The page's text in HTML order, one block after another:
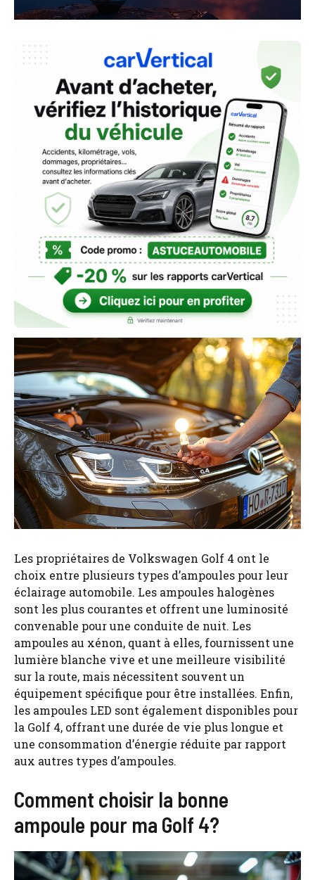
Les propriétaires de Volkswagen Golf 4 ont le
choix entre plusieurs types d’ampoules pour leur
éclairage automobile. Les ampoules halogènes
sont les plus courantes et offrent une luminosité
convenable pour une conduite de nuit. Les
ampoules au xénon, quant à elles, fournissent une
lumière blanche vive et une meilleure visibilité
sur la route, mais nécessitent souvent un
équipement spécifique pour être installées. Enfin,
les ampoules LED sont également disponibles pour
la Golf 4, offrant une durée de vie plus longue et
une consommation d’énergie réduite par rapport
aux autres types d’ampoules.
Comment choisir la bonne
ampoule pour ma Golf 4?